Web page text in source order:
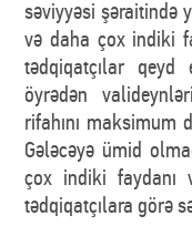
səviyyəsi şəraitində
və daha çox indiki
tədqiqatçılar
öyrədən
rifahını maksimum
Gələcəyə ümid
çox indiki faydanı
tədqiqatçılara görə